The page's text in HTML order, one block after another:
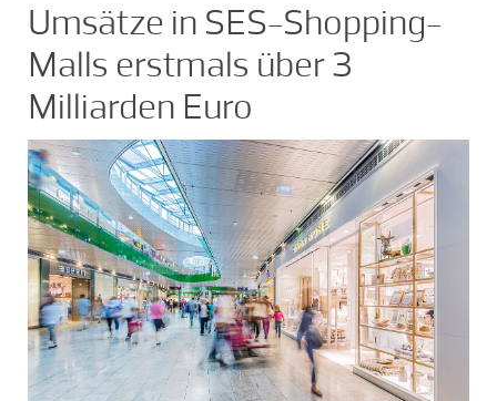
Umsätze in SES-Shopping-
Malls erstmals über 3
Milliarden Euro